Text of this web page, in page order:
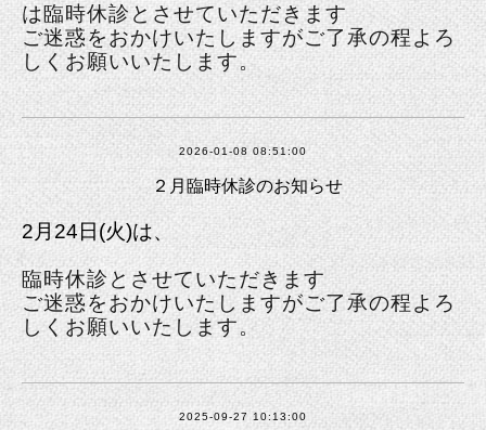
は臨時休診とさせていただきます
ご迷惑をおかけいたしますがご了承の程よろ
しくお願いいたします。
2026-01-08 08:51:00
２月臨時休診のお知らせ
2月24日(火)は、
臨時休診とさせていただきます
ご迷惑をおかけいたしますがご了承の程よろ
しくお願いいたします。
2025-09-27 10:13:00